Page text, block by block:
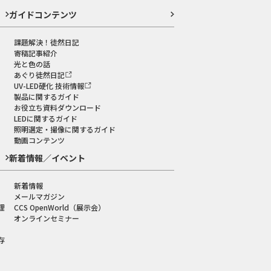
ガイドコンテンツ
課題解決！徒然日記
寄稿記事紹介
光と色の話
あぐり徒然日記
UV-LED硬化 技術情報
製品に関するガイド
お役立ち資料ダウンロード
LEDに関するガイド
照明選定・撮像に関するガイド
動画コンテンツ
新着情報／イベント
新着情報
メールマガジン
CCS OpenWorld（展示会）
オンラインセミナー